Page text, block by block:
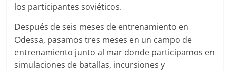
los participantes soviéticos.
Después de seis meses de entrenamiento en
Odessa, pasamos tres meses en un campo de
entrenamiento junto al mar donde participamos en
simulaciones de batallas, incursiones y